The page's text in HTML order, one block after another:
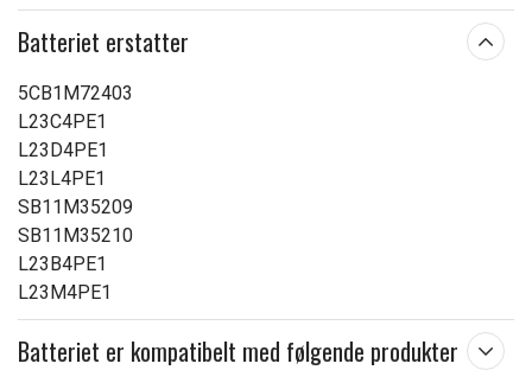
Batteriet erstatter
5CB1M72403
L23C4PE1
L23D4PE1
L23L4PE1
SB11M35209
SB11M35210
L23B4PE1
L23M4PE1
Batteriet er kompatibelt med følgende produkter